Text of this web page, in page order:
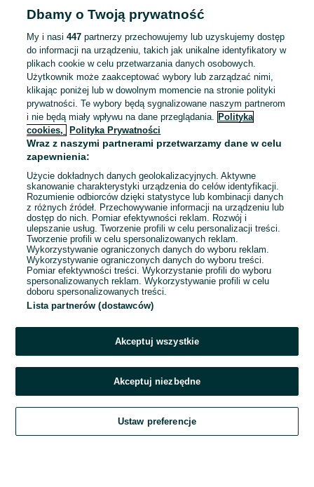
Poznań, Dębiec
02 sierpnia 2026
Używany kontener morski
magazynowy 40 DC lub HC |
12 metrów | szczelny
4 200 zł
Kielce
02 sierpnia 2026
1 2 3
Zadzwoń / SMS
Szukaj Obserwujesz Dodaj Czat Konto
Dbamy o Twoją prywatność
My i nasi447 partnerzy przechowujemy lub uzyskujemy dostęp
do informacji na urządzeniu, takich jak unikalne identyfikatory w
plikach cookie w celu przetwarzania danych osobowych.
Użytkownik może zaakceptować wybory lub zarządzać nimi,
klikając poniżej lub w dowolnym momencie na stronie polityki
prywatności. Te wybory będą sygnalizowane naszym partnerom
i nie będą miały wpływu na dane przeglądania. Polityka
cookies,
Polityka Prywatności
Wraz z naszymi partnerami przetwarzamy dane w celu
zapewnienia:
Użycie dokładnych danych geolokalizacyjnych. Aktywne
skanowanie charakterystyki urządzenia do celów identyfikacji.
Rozumienie odbiorców dzięki statystyce lub kombinacji danych
z różnych źródeł. Przechowywanie informacji na urządzeniu lub
dostęp do nich. Pomiar efektywności reklam. Rozwój i
ulepszanie usług. Tworzenie profili w celu personalizacji treści.
Tworzenie profili w celu spersonalizowanych reklam.
Wykorzystywanie ograniczonych danych do wyboru reklam.
Wykorzystywanie ograniczonych danych do wyboru treści.
Pomiar efektywności treści. Wykorzystanie profili do wyboru
spersonalizowanych reklam. Wykorzystywanie profili w celu
doboru spersonalizowanych treści.
Lista partnerów (dostawców)
Akceptuj wszystkie
Akceptuj niezbędne
Ustaw preferencje